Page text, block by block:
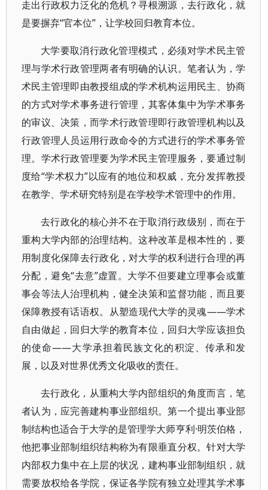
走出行政权力泛化的危机？寻根溯源，去行政化，就
是要摒弃“官本位”，让学校回归教育本位。
大学要取消行政化管理模式，必须对学术民主管
理与学术行政管理两者有明确的认识。笔者认为，学
术民主管理即由教授组成的学术机构运用民主、协商
的方式对学术事务进行管理，其客体集中为学术事务
的审议、决策，而学术行政管理即行政管理机构以及
行政管理人员运用行政命令的方式进行的学术事务管
理。学术行政管理要为学术民主管理服务，要通过制
度给“学术权力”以应有的地位和权威，充分发挥教授
在教学、学术研究特别是在学校学术管理中的作用。
去行政化的核心并不在于取消行政级别，而在于
重构大学内部的治理结构。这种改革是根本性的，要
用制度化保障去行政化，对大学的权利进行合理的再
分配，避免“去意”虚置。大学不但要建立理事会或董
事会等法人治理机构，健全决策和监督功能，而且要
保障教授有话语权。从塑造现代大学的灵魂——学术
自由做起，回归大学的教育本位，回归大学应该担负
的使命——大学承担着民族文化的积淀、传承和发
展，以及对世界优秀文化吸收的责任。
去行政化，从重构大学内部组织的角度而言，笔
者认为，应完善建构事业部组织。第一个提出事业部
制结构也适合于大学的是管理学大师亨利·明茨伯格，
他把事业部制组织结构称为有限垂直分权。针对大学
内部权力集中在上层的状况，建构事业部制组织，就
需要放权给各学院，保证各学院有独立处理其学术事